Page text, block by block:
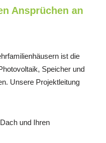
Ansprüchen an
ist die
Speicher und
Unsere Projektleitung
und Ihren